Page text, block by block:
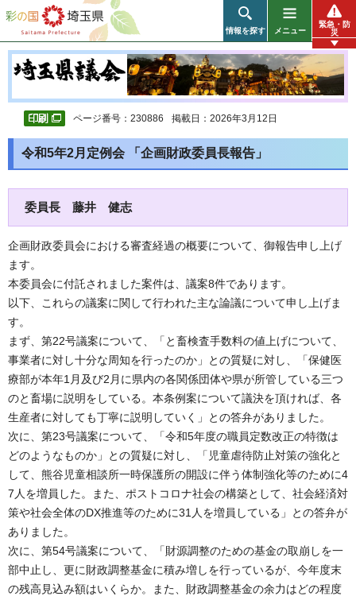
彩の国 埼玉県
情報を探す メニュー
緊急・防
災
ページ番号：230886 掲載日：2026年3月12日
令和5年2月定例会 「企画財政委員長報告」
委員長 藤井 健志
企画財政委員会における審査経過の概要について、御報告申し上げ
ます。
本委員会に付託されました案件は、議案8件であります。
以下、これらの議案に関して行われた主な論議について申し上げま
す。
まず、第22号議案について、「と畜検査手数料の値上げについて、
事業者に対し十分な周知を行ったのか」との質疑に対し、「保健医
療部が本年1月及び2月に県内の各関係団体や県が所管している三つ
のと畜場に説明をしている。本条例案について議決を頂ければ、各
生産者に対しても丁寧に説明していく」との答弁がありました。
次に、第23号議案について、「令和5年度の職員定数改正の特徴は
どのようなものか」との質疑に対し、「児童虐待防止対策の強化と
して、熊谷児童相談所一時保護所の開設に伴う体制強化等のために4
7人を増員した。また、ポストコロナ社会の構築として、社会経済対
策や社会全体のDX推進等のために31人を増員している」との答弁が
ありました。
次に、第54号議案について、「財源調整のための基金の取崩しを一
部中止し、更に財政調整基金に積み増しを行っているが、今年度末
の残高見込み額はいくらか。また、財政調整基金の余力はどの程度